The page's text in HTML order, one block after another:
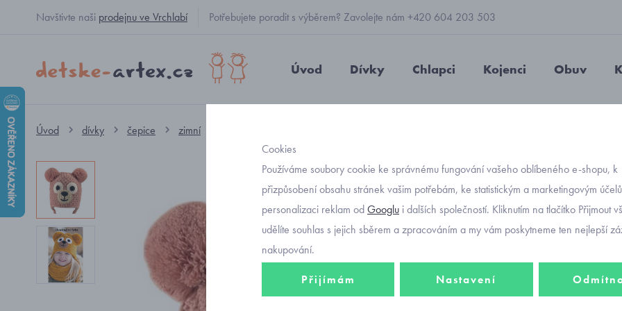
Navštivte naši prodejnu ve Vrchlabí Potřebujete poradit s výběrem? Zavolejte nám +420 604 203 503
Úvod Dívky Chlapci Kojenci Obuv
Úvod dívky čepice zimní
Objednávací
Pletex
450
Cookies
Používáme soubory cookie ke správnému fungování vašeho oblíbeného e-shopu, k
přizpůsobení obsahu stránek vašim potřebám, ke statistickým a marketingovým
personalizaci reklam odGooglu i dalších společností. Kliknutím na tlačítko Přijmout
udělíte souhlas s jejich sběrem a zpracováním a my vám poskytneme ten nejlepší
nakupování.
Přijímám Nastavení